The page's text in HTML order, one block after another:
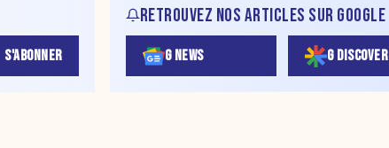
S'ABONNER
RETROUVEZ NOS ARTICLES SUR GOOGLE
G NEWS G DISCOVER